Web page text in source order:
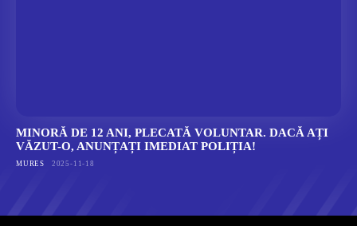
MINORĂ DE 12 ANI, PLECATĂ VOLUNTAR. DACĂ AȚI
VĂZUT-O, ANUNȚAȚI IMEDIAT POLIȚIA!
MURES 2025-11-18